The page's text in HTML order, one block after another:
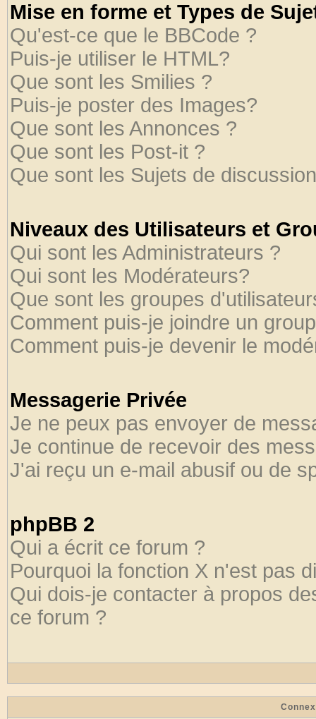
Mise en forme et Types de
Qu'est-ce que le BBCode ?
Puis-je utiliser le HTML?
Que sont les Smilies ?
Puis-je poster des Images?
Que sont les Annonces ?
Que sont les Post-it ?
Que sont les Sujets de
Niveaux des Utilisateurs et
Qui sont les Administrateurs ?
Qui sont les Modérateurs?
Que sont les groupes
Comment puis-je joindre un
Comment puis-je devenir le
Messagerie Privée
Je ne peux pas envoyer de
Je continue de recevoir des
J'ai reçu un e-mail abusif ou de
phpBB 2
Qui a écrit ce forum ?
Pourquoi la fonction X n'est pas
Qui dois-je contacter à propos
ce forum ?